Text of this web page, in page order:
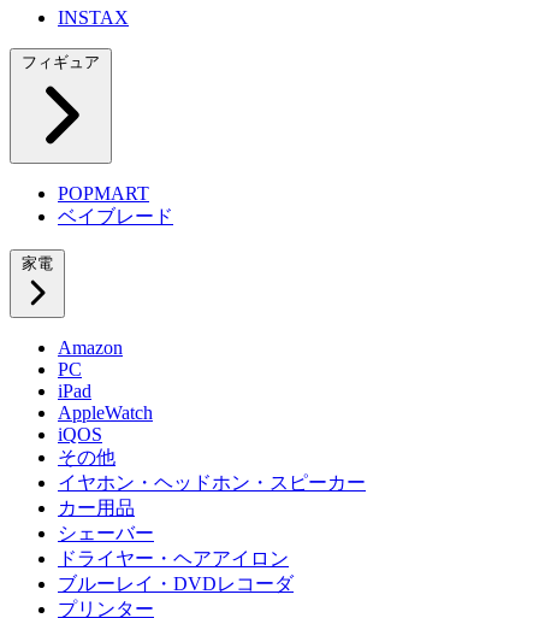
INSTAX
フィギュア
POPMART
ベイブレード
家電
Amazon
PC
iPad
AppleWatch
iQOS
その他
イヤホン・ヘッドホン・スピーカー
カー用品
シェーバー
ドライヤー・ヘアアイロン
ブルーレイ・DVDレコーダ
プリンター